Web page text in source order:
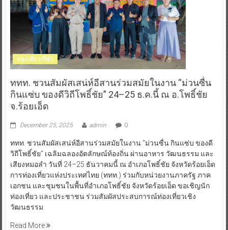
ท่องเที่ยว-กีฬา
ททท. ชวนสัมผัสเสน่ห์อีสานร่วมสมัยในงาน “ม่วนซื่น
กินแซ่บ ของดีวิถีโพธิ์ชัย” 24–25 ธ.ค.นี้ ณ อ.โพธิ์ชัย
จ.ร้อยเอ็ด
December 25, 2025 admin 0
ททท. ชวนสัมผัสเสน่ห์อีสานร่วมสมัยในงาน “ม่วนซื่น กินแซ่บ ของดี
วิถีโพธิ์ชัย” เฉลิมฉลองอัตลักษณ์ท้องถิ่น ผ่านอาหาร วัฒนธรรม และ
เสียงหมอลำ วันที่ 24–25 ธันวาคมนี้ ณ อำเภอโพธิ์ชัย จังหวัดร้อยเอ็ด
การท่องเที่ยวแห่งประเทศไทย (ททท.) ร่วมกับหน่วยงานภาครัฐ ภาค
เอกชน และชุมชนในพื้นที่อำเภอโพธิ์ชัย จังหวัดร้อยเอ็ด ขอเชิญนัก
ท่องเที่ยว และประชาชน ร่วมสัมผัสประสบการณ์ท่องเที่ยวเชิง
วัฒนธรรม
Read More